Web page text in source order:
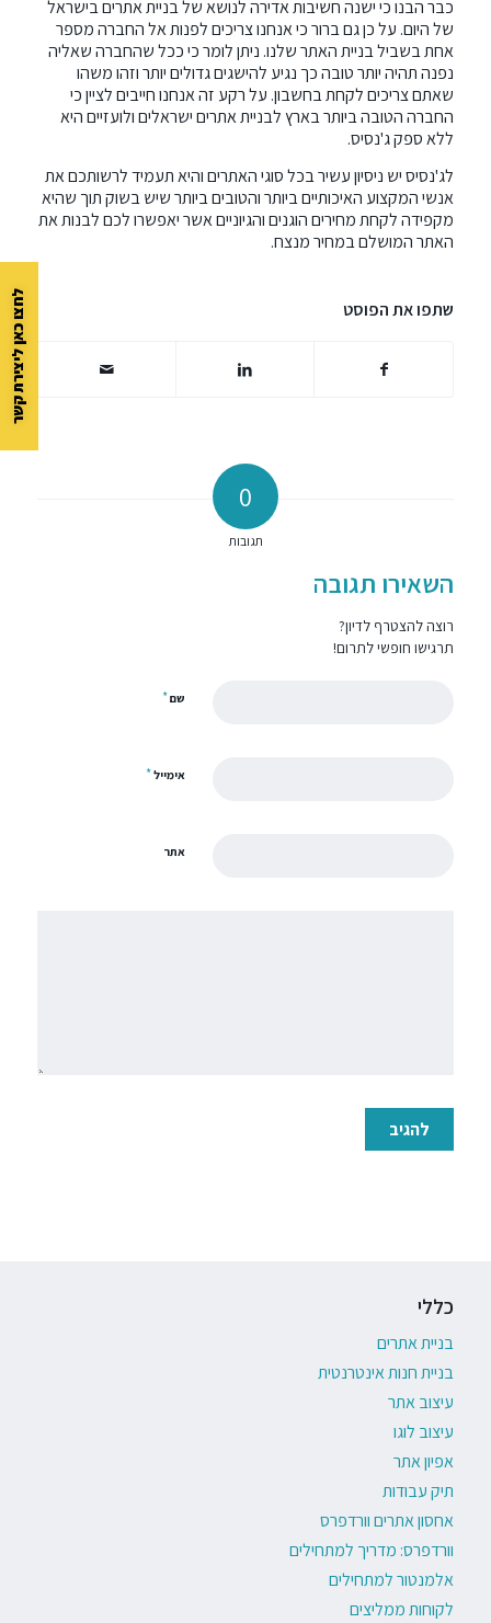
כבר הבנו כי ישנה חשיבות אדירה לנושא של בניית אתרים בישראל
של היום. על כן גם ברור כי אנחנו צריכים לפנות אל החברה מספר
אחת בשביל בניית האתר שלנו. ניתן לומר כי ככל שהחברה שאליה
נפנה תהיה יותר טובה כך נגיע להישגים גדולים יותר וזהו משהו
שאתם צריכים לקחת בחשבון. על רקע זה אנחנו חייבים לציין כי
החברה הטובה ביותר בארץ לבניית אתרים ישראלים ולועזיים היא
ללא ספק ג'נסיס.
לג'נסיס יש ניסיון עשיר בכל סוגי האתרים והיא תעמיד לרשותכם את
אנשי המקצוע האיכותיים ביותר והטובים ביותר שיש בשוק תוך שהיא
מקפידה לקחת מחירים הוגנים והגיוניים אשר יאפשרו לכם לבנות את
האתר המושלם במחיר מנצח.
שתפו את הפוסט
0
תגובות
השאירו תגובה
רוצה להצטרף לדיון?
תרגישו חופשי לתרום!
שם*
אימייל*
אתר
כללי
בניית אתרים
בניית חנות אינטרנטית
עיצוב אתר
עיצוב לוגו
אפיון אתר
תיק עבודות
אחסון אתרים וורדפרס
וורדפרס: מדריך למתחילים
אלמנטור למתחילים
לקוחות ממליצים
לחצו כאן ליצירת קשר